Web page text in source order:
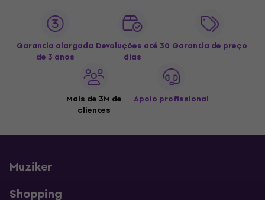
Garantia alargada
de 3 anos
Devoluções até 30
dias
Garantia de preço
Mais de 3M de
clientes
Apoio profissional
Muziker
Shopping